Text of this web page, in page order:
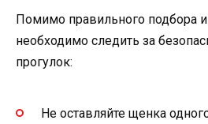
Помимо правильного подбора
необходимо следить за
прогулок:
Не оставляйте щенка